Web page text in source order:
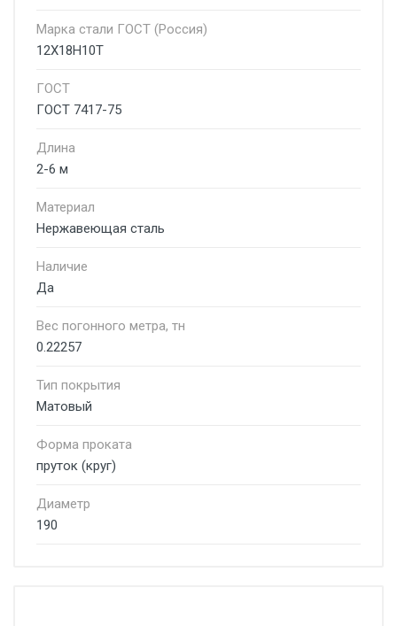
Марка стали ГОСТ (Россия)
12Х18Н10Т
ГОСТ
ГОСТ 7417-75
Длина
2-6 м
Материал
Нержавеющая сталь
Наличие
Да
Вес погонного метра, тн
0.22257
Тип покрытия
Матовый
Форма проката
пруток (круг)
Диаметр
190